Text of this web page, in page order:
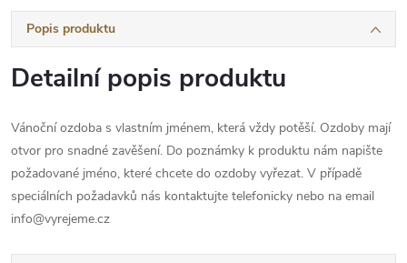
Popis produktu
Detailní popis produktu
Vánoční ozdoba s vlastním jménem, která vždy potěší. Ozdoby mají
otvor pro snadné zavěšení. Do poznámky k produktu nám napište
požadované jméno, které chcete do ozdoby vyřezat. V případě
speciálních požadavků nás kontaktujte telefonicky nebo na email
info@vyrejeme.cz